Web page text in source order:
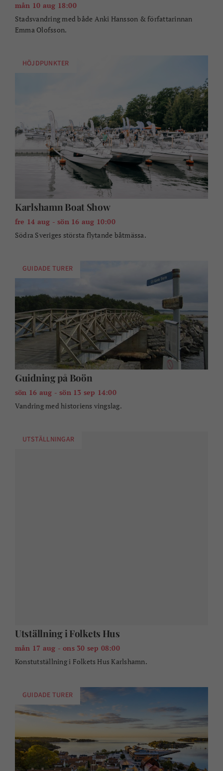
mån 10 aug 18:00
Stadsvandring med både Anki Hansson & författarinnan
Emma Olofsson.
HÖJDPUNKTER
Karlshamn Boat Show
fre 14 aug - sön 16 aug 10:00
Södra Sveriges största flytande båtmässa.
GUIDADE TURER
Guidning på Boön
sön 16 aug - sön 13 sep 14:00
Vandring med historiens vingslag.
UTSTÄLLNINGAR
Utställning i Folkets Hus
mån 17 aug - ons 30 sep 08:00
Konstutställning i Folkets Hus Karlshamn.
GUIDADE TURER